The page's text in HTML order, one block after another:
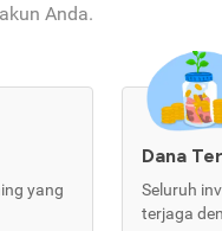
Anda.
yang
Dana
Seluruh
terjaga